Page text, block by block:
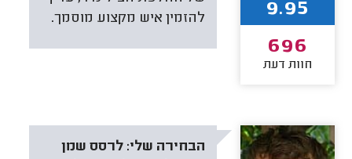
להזמין איש מקצוע מוסמך.
9.95
696
חוות דעת
הבחירה שלי: לרסס שמן